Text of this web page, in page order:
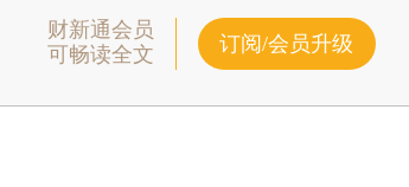
财新通会员
可畅读全文
订阅/会员升级